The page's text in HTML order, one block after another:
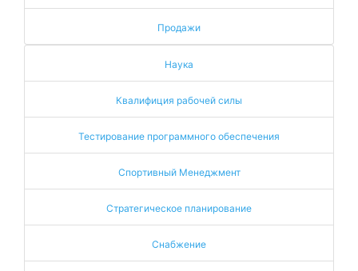
Продажи
Наука
Квалифиция рабочей силы
Тестирование программного обеспечения
Спортивный Менеджмент
Стратегическое планирование
Снабжение